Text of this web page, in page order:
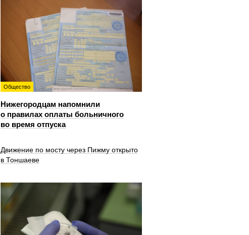
Общество
Нижегородцам напомнили
о правилах оплаты больничного
во время отпуска
Движение по мосту через Пижму открыто
в Тоншаеве